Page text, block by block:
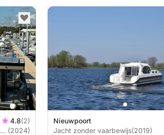
4.8(2)
(2024)
Nieuwpoort
Jacht zonder vaarbewijs(2019)